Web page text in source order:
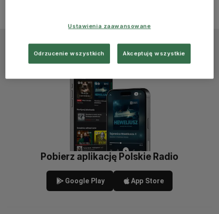
Pobierz aplikację Polskie Radio
Google Play App Store
Ustawienia zaawansowane
Odrzucenie wszystkich Akceptuję wszystkie